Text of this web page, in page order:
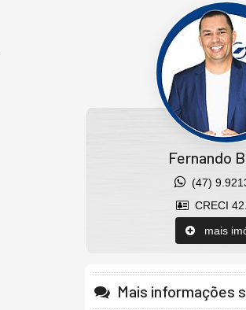
Fernando
(47)
CRECI
mais
Mais informações